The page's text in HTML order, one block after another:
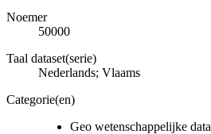
Noemer
50000
Taal dataset(serie)
Nederlands; Vlaams
Categorie(en)
Geo wetenschappelijke data